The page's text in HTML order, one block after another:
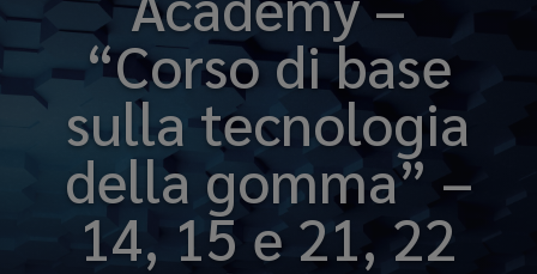
“Corso di base
sulla tecnologia
della gomma” –
14, 15 e 21, 22